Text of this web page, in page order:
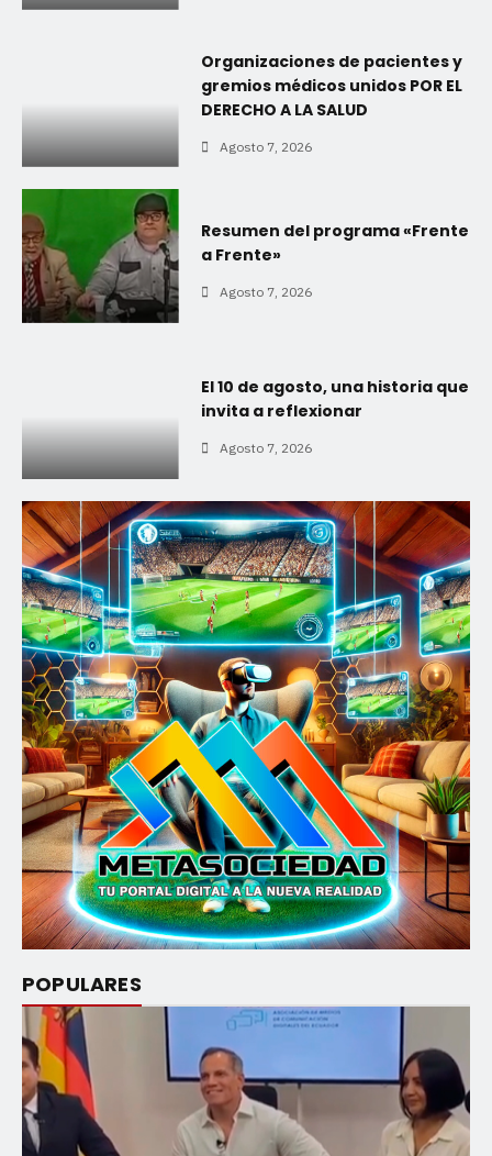
Organizaciones de pacientes y
gremios médicos unidos POR EL
DERECHO A LA SALUD
Agosto 7, 2026
Resumen del programa «Frente
a Frente»
Agosto 7, 2026
El 10 de agosto, una historia que
invita a reflexionar
Agosto 7, 2026
POPULARES